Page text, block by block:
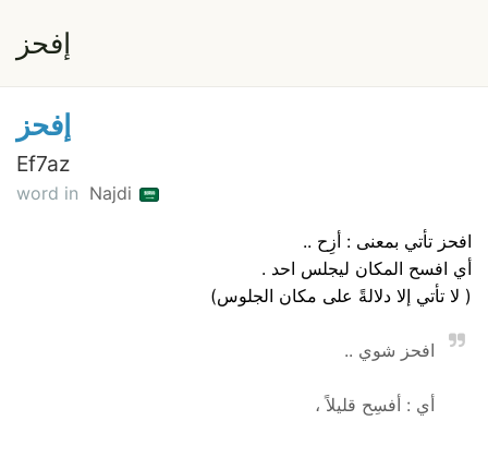
إفحز
إفحز
Ef7az
word in Najdi
افحز تأتي بمعنى : أزِح ..
أي افسح المكان ليجلس احد .
( لا تأتي إلا دلالةً على مكان الجلوس)
افحز شوي ..
أي : أفسِح قليلاً ،